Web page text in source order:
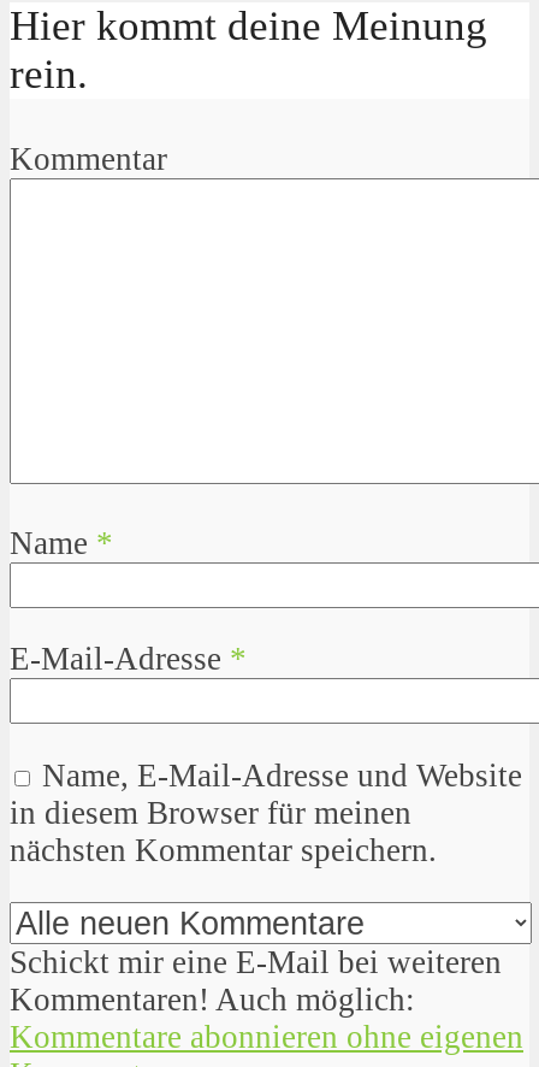
Hier kommt deine Meinung
rein.
Kommentar
Name *
E-Mail-Adresse *
Name, E-Mail-Adresse und Website
in diesem Browser für meinen
nächsten Kommentar speichern.
Schickt mir eine E-Mail bei weiteren
Kommentaren! Auch möglich:
Kommentare abonnieren ohne eigenen